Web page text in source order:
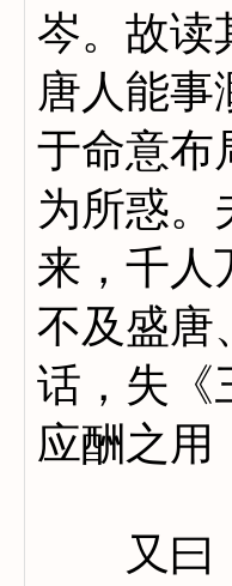
岑。故读
唐人能事
于命意布
为所惑。
来，千人
不及盛唐
话，失《
应酬之用
又曰：